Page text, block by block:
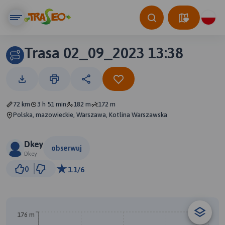
Trasa 02_09_2023 13:38
72 km 3 h 51 min 182 m
172 m
Polska, mazowieckie, Warszawa, Kotlina Warszawska
Dkey
Dkey
obserwuj
0 1.1/6
176 m